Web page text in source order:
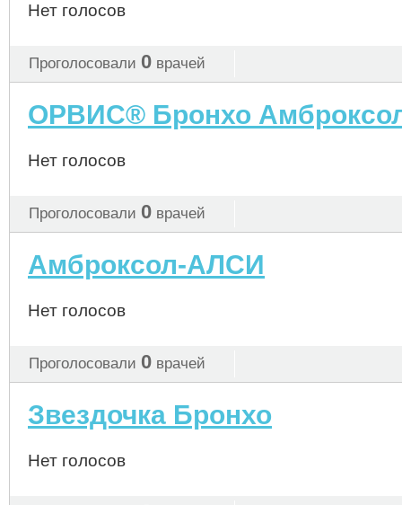
Нет голосов
Проголосовали 0 врачей
ОРВИС® Бронхо
Нет голосов
Проголосовали 0 врачей
Амброксол-АЛСИ
Нет голосов
Проголосовали 0 врачей
Звездочка Бронхо
Нет голосов